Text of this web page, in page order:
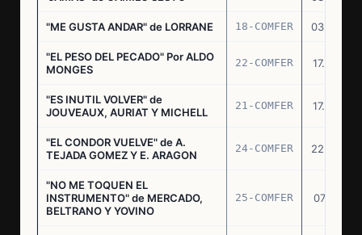
"ME GUSTA ANDAR" de LORRANE 18-COMFER 03.06.76
"EL PESO DEL PECADO" Por ALDO
MONGES
22-COMFER 17.06.76
"ES INUTIL VOLVER" de
JOUVEAUX, AURIAT Y MICHELL
21-COMFER 17.06.76
"EL CONDOR VUELVE" de A.
TEJADA GOMEZ Y E. ARAGON
24-COMFER 22.06.76
"NO ME TOQUEN EL
INSTRUMENTO" de MERCADO,
BELTRANO Y YOVINO
25-COMFER 07.07.76